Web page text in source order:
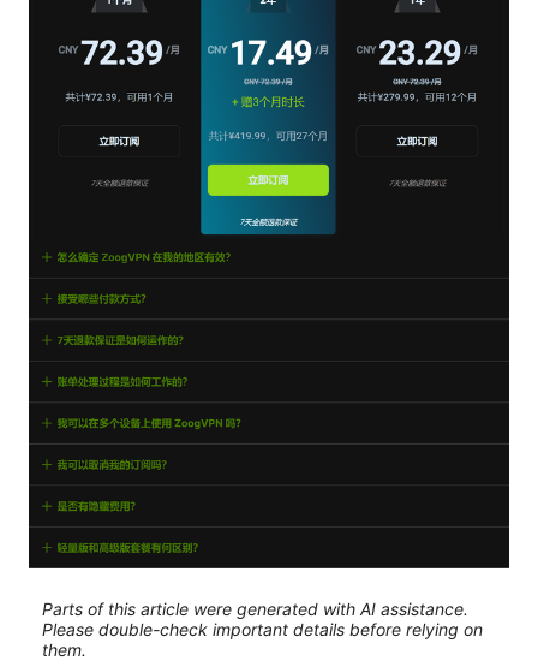
Parts of this article were generated with AI assistance.
Please double-check important details before relying on
them.